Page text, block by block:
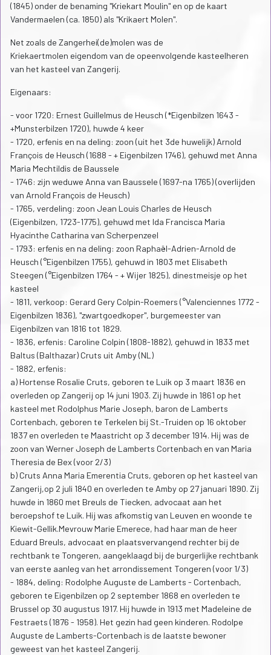
(1845) onder de benaming "Kriekart Moulin" en op de kaart
Vandermaelen (ca. 1850) als "Krikaert Molen".
Net zoals de Zangerhei(de)molen was de
Kriekaertmolen eigendom van de opeenvolgende kasteelheren
van het kasteel van Zangerij.
Eigenaars:
- voor 1720: Ernest Guillelmus de Heusch (*Eigenbilzen 1643 -
+Munsterbilzen 1720), huwde 4 keer
- 1720, erfenis en na deling: zoon (uit het 3de huwelijk) Arnold
François de Heusch (1688 - + Eigenbilzen 1746), gehuwd met Anna
Maria Mechtildis de Baussele
- 1746: zijn weduwe Anna van Baussele (1697-na 1765) (overlijden
van Arnold François de Heusch)
- 1765, verdeling: zoon Jean Louis Charles de Heusch
(Eigenbilzen, 1723-1775), gehuwd met Ida Francisca Maria
Hyacinthe Catharina van Scherpenzeel
- 1793: erfenis en na deling: zoon Raphaël-Adrien-Arnold de
Heusch (°Eigenbilzen 1755), gehuwd in 1803 met Elisabeth
Steegen (°Eigenbilzen 1764 - + Wijer 1825), dinestmeisje op het
kasteel
- 1811, verkoop: Gerard Gery Colpin-Roemers (°Valenciennes 1772 -
Eigenbilzen 1836), "zwartgoedkoper", burgemeester van
Eigenbilzen van 1816 tot 1829.
- 1836, erfenis: Caroline Colpin (1808-1882), gehuwd in 1833 met
Baltus (Balthazar) Cruts uit Amby (NL)
- 1882, erfenis:
a) Hortense Rosalie Cruts, geboren te Luik op 3 maart 1836 en
overleden op Zangerij op 14 juni 1903. Zij huwde in 1861 op het
kasteel met Rodolphus Marie Joseph, baron de Lamberts
Cortenbach, geboren te Terkelen bij St.-Truiden op 16 oktober
1837 en overleden te Maastricht op 3 december 1914. Hij was de
zoon van Werner Joseph de Lamberts Cortenbach en van Maria
Theresia de Bex (voor 2/3)
b) Cruts Anna Maria Emerentia Cruts, geboren op het kasteel van
Zangerij,op 2 juli 1840 en overleden te Amby op 27 januari 1890. Zij
huwde in 1860 met Breuls de Tiecken, advocaat aan het
beroepshof te Luik. Hij was afkomstig van Leuven en woonde te
Kiewit-Gellik.Mevrouw Marie Emerece, had haar man de heer
Eduard Breuls, advocaat en plaatsvervangend rechter bij de
rechtbank te Tongeren, aangeklaagd bij de burgerlijke rechtbank
van eerste aanleg van het arrondissement Tongeren (voor 1/3)
- 1884, deling: Rodolphe Auguste de Lamberts - Cortenbach,
geboren te Eigenbilzen op 2 september 1868 en overleden te
Brussel op 30 augustus 1917. Hij huwde in 1913 met Madeleine de
Festraets (1876 - 1958). Het gezin had geen kinderen. Rodolpe
Auguste de Lamberts-Cortenbach is de laatste bewoner
geweest van het kasteel Zangerij.